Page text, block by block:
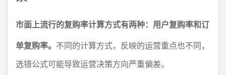
市面上流行的复购率计算方式有两种：用户复购率和订
单复购率。 不同的计算方式，反映的运营重点也不同，
选错公式可能导致运营决策方向严重偏差。